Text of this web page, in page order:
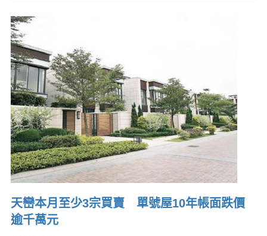
天巒本月至少3宗買賣 單號屋10年帳面跌價
逾千萬元